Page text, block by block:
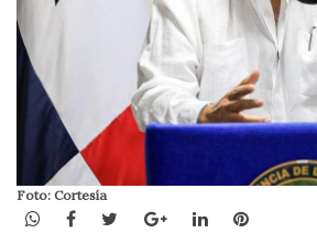
Foto: Cortesía
WhatsApp
Facebook
TwitterGoogle+LinkedInPinterest